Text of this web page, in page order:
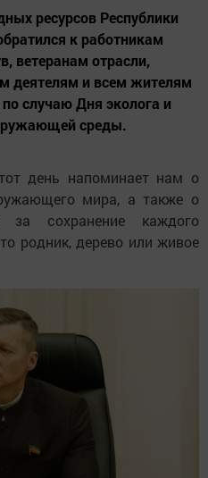
ресурсов Республики
к работникам
ветеранам отрасли,
деятелям и всем жителям
случаю Дня эколога и
среды.
день напоминает нам о
мира, а также о
за сохранение каждого
родник, дерево или живое